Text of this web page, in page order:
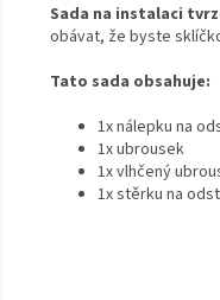
Sada na instalaci
obávat, že byste
Tato sada obsahuje:
1x nálepku na
1x ubrousek
1x vlhčený
1x stěrku na